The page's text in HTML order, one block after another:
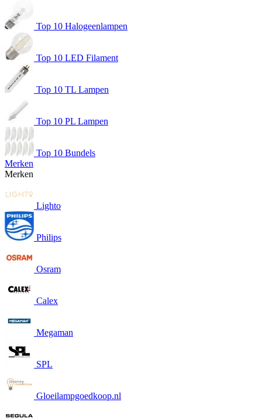
Top 10 Halogeenlampen
Top 10 LED Filament
Top 10 TL Lampen
Top 10 PL Lampen
Top 10 Bundels
Merken
Merken
Lighto
Philips
Osram
Calex
Megaman
SPL
Gloeilampgoedkoop.nl